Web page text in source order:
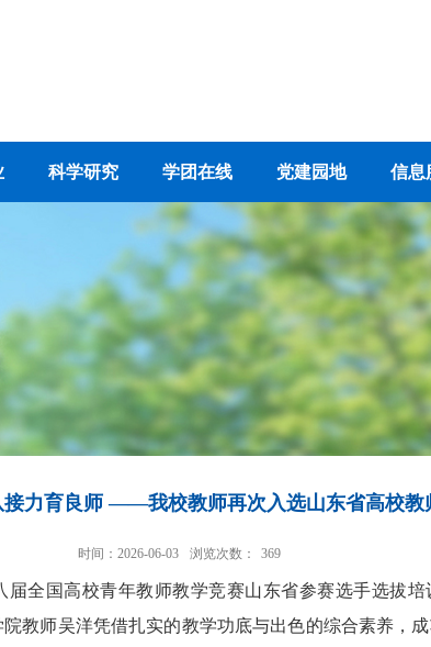
科学研究 学团在线 党建园地 信息
接力育良师 ——我校教师再次入选山东省高校教
时间：2026-06-03 浏览次数： 369
届全国高校青年教师教学竞赛山东省参赛选手选拔
教师吴洋凭借扎实的教学功底与出色的综合素养，